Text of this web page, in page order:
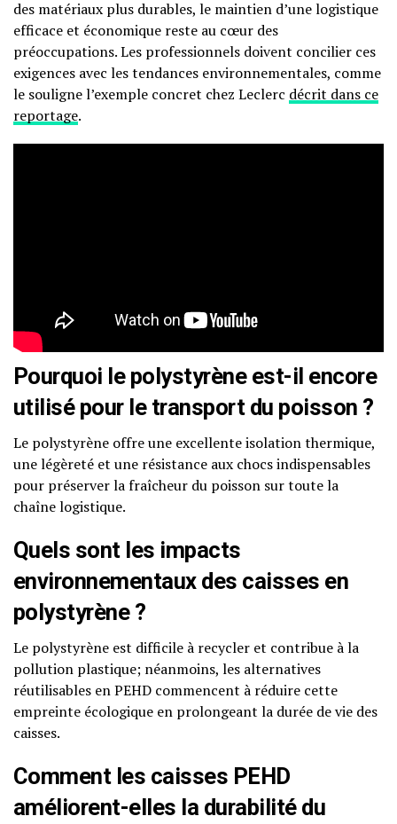
des matériaux plus durables, le maintien d’une logistique
efficace et économique reste au cœur des
préoccupations. Les professionnels doivent concilier ces
exigences avec les tendances environnementales, comme
le souligne l’exemple concret chez Leclerc décrit dans ce
reportage.
Pourquoi le polystyrène est-il encore
utilisé pour le transport du poisson ?
Le polystyrène offre une excellente isolation thermique,
une légèreté et une résistance aux chocs indispensables
pour préserver la fraîcheur du poisson sur toute la
chaîne logistique.
Quels sont les impacts
environnementaux des caisses en
polystyrène ?
Le polystyrène est difficile à recycler et contribue à la
pollution plastique; néanmoins, les alternatives
réutilisables en PEHD commencent à réduire cette
empreinte écologique en prolongeant la durée de vie des
caisses.
Comment les caisses PEHD
améliorent-elles la durabilité du